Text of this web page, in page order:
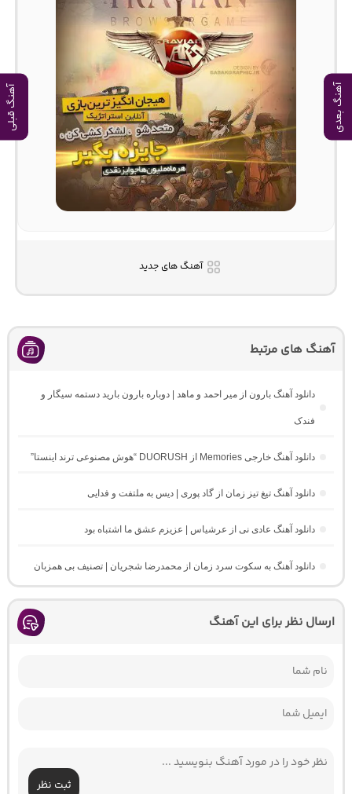
آهنگ بعدی آهنگ قبلی
آهنگ های جدید
آهنگ های مرتبط
دانلود آهنگ بارون از میر احمد و ماهد | دوباره بارون بارید دستمه سیگار و
فندک
دانلود آهنگ خارجی Memories از DUORUSH “هوش مصنوعی ترند اینستا”
دانلود آهنگ تیغ تیز زمان از گاد پوری | دیس به ملتفت و فدایی
دانلود آهنگ عادی نی از عرشیاس | عزیزم عشق ما اشتباه بود
دانلود آهنگ به سکوت سرد زمان از محمدرضا شجریان | تصنیف بی همزبان
ارسال نظر برای این آهنگ
ثبت نظر